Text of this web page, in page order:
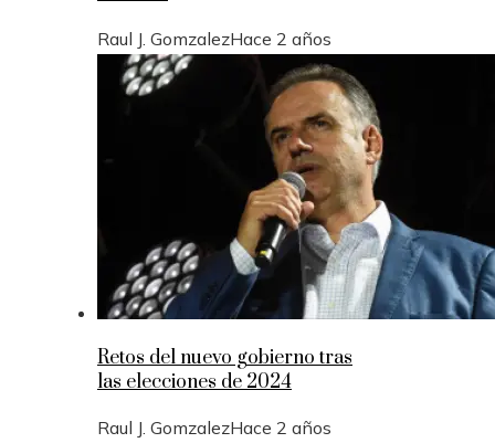
Raul J. GomzalezHace 2 años
Retos del nuevo gobierno tras
las elecciones de 2024
Raul J. GomzalezHace 2 años